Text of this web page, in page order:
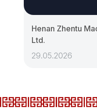
Henan Zhentu
Ltd.
29.05.2026